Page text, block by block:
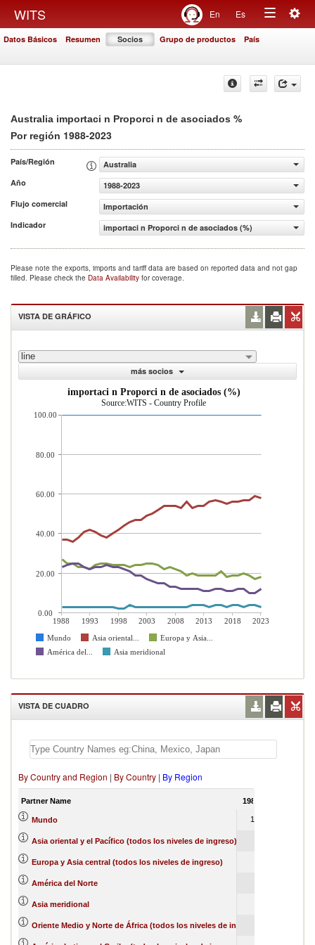
WITS En Es
Toggle
Datos Básicos Resumen Socios Grupo de productos País
Australia importaci n Proporci n de asociados %
Por región 1988-2023
País/Región
Australia
Año
1988-2023
Flujo comercial
Importación
Indicador
importaci n Proporci n de asociados (%)
Please note the exports, imports and tariff data are based on reported data and not gap
filled. Please check the Data Availability for coverage.
VISTA DE GRÁFICO
line
más socios
importaci n Proporci n de asociados (%)
Source:WITS - Country Profile
1988 1993 1998 2003 2008 2013 2018
2023
Mundo
Asia oriental...
Europa y Asia...
América del...
Asia meridional
100.00
80.00
60.00
40.00
20.00
0.00
VISTA DE CUADRO
By Country and Region | By Country | By Region
Partner Name 1988
Mundo 100
Asia oriental y el Pacífico (todos los niveles de ingreso)
Europa y Asia central (todos los niveles de ingreso)
América del Norte
Asia meridional
Oriente Medio y Norte de África (todos los niveles de ingreso)